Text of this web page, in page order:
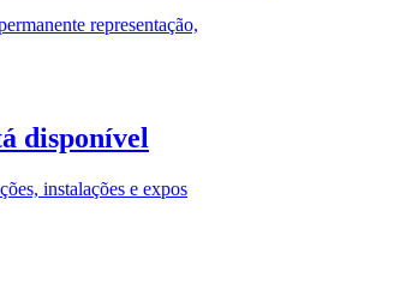
representação,
disponível
instalações e expos